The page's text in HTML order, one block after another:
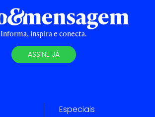
Informa, inspira e conecta.
ASSINE JÁ
Especiais